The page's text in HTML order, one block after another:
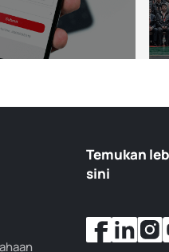
Temukan
sini